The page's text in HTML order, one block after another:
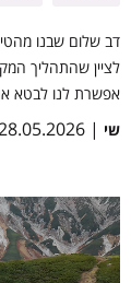
דב שלום שבנו
לציין שהתהליך
אפשרת לנו לבטא
שי | 28.05.2026